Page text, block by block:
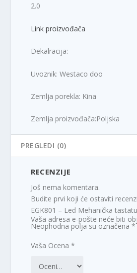
2.0
Link proizvođača
Dekalracija:
Uvoznik: Westaco doo
Zemlja porekla: Kina
Zemlja proizvođača:Poljska
PREGLEDI (0)
RECENZIJE
Još nema komentara.
Budite prvi koji će ostaviti
EGK801 – Led Mehanička
Vaša adresa e-pošte neće biti
Neophodna polja su označena*
Vaša Ocena*